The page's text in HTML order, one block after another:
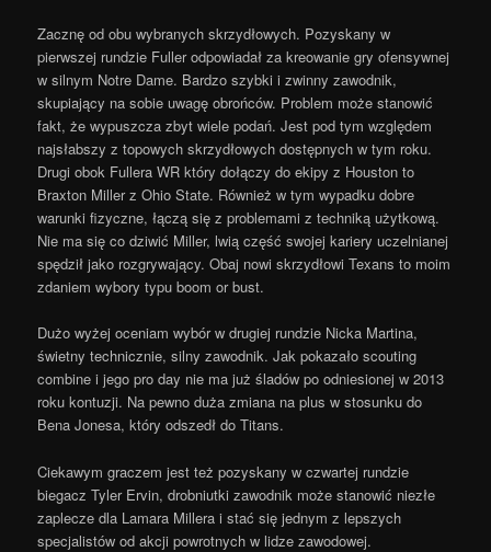
Zacznę od obu wybranych skrzydłowych. Pozyskany w
pierwszej rundzie Fuller odpowiadał za kreowanie gry ofensywnej
w silnym Notre Dame. Bardzo szybki i zwinny zawodnik,
skupiający na sobie uwagę obrońców. Problem może stanowić
fakt, że wypuszcza zbyt wiele podań. Jest pod tym względem
najsłabszy z topowych skrzydłowych dostępnych w tym roku.
Drugi obok Fullera WR który dołączy do ekipy z Houston to
Braxton Miller z Ohio State. Również w tym wypadku dobre
warunki fizyczne, łączą się z problemami z techniką użytkową.
Nie ma się co dziwić Miller, lwią część swojej kariery uczelnianej
spędził jako rozgrywający. Obaj nowi skrzydłowi Texans to moim
zdaniem wybory typu boom or bust.
Dużo wyżej oceniam wybór w drugiej rundzie Nicka Martina,
świetny technicznie, silny zawodnik. Jak pokazało scouting
combine i jego pro day nie ma już śladów po odniesionej w 2013
roku kontuzji. Na pewno duża zmiana na plus w stosunku do
Bena Jonesa, który odszedł do Titans.
Ciekawym graczem jest też pozyskany w czwartej rundzie
biegacz Tyler Ervin, drobniutki zawodnik może stanowić niezłe
zaplecze dla Lamara Millera i stać się jednym z lepszych
specjalistów od akcji powrotnych w lidze zawodowej.